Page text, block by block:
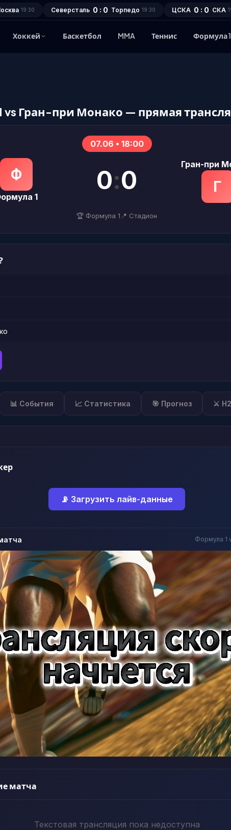
19:30 Северсталь 0 : 0 Торпедо 19:30 ЦСКА 0 : 0 СКА
Хоккей Баскетбол MMA Теннис Формула 1
vs Гран-при Монако — прямая
07.06 • 18:00
Ф
1
0:0
Гран-при
Г
🏆 Формула 1 📍 Стадион
📊 События 📈 Статистика 🎯 Прогноз ⚔️
📡 Загрузить лайв-данные
Формула 1
матча
Текстовая трансляция пока недоступна